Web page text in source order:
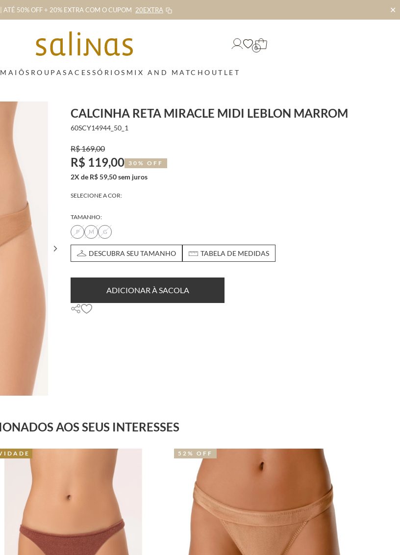
ATÉ 50% OFF + 20% EXTRA COM O CUPOM 20EXTRA ✕
0
MAIÔS ROUPAS ACESSÓRIOS MIX AND MATCHOUTLET
CALCINHA RETA MIRACLE MIDI LEBLON MARROM
60SCY14944_50_1
R$ 169,00
R$ 119,00 30% OFF
2X de R$ 59,50 sem juros
SELECIONE A COR:
TAMANHO:
P
M G
DESCUBRA SEU TAMANHO TABELA DE MEDIDAS
ADICIONAR À SACOLA
AOS SEUS INTERESSES
NOVIDADE